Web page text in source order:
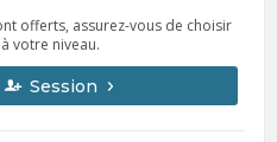
offerts, assurez-vous de choisir
votre niveau.
Session